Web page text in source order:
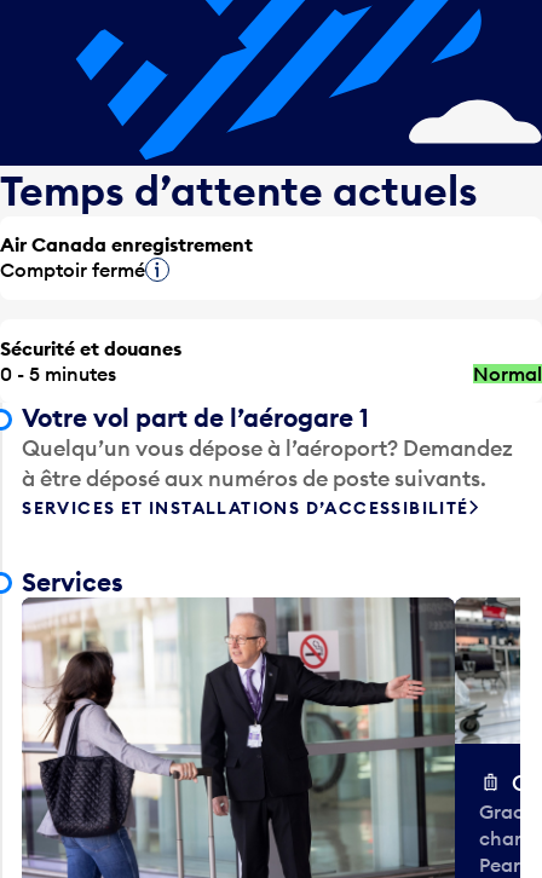
Temps d’attente actuels
Air Canada enregistrement
Comptoir ferméInfobulle
Sécurité et douanes
0 - 5 minutes
Normal
Votre vol part de l’aérogare 1
Quelqu’un vous dépose à l’aéroport? Demandez
à être déposé aux numéros de poste suivants.
SERVICES ET INSTALLATIONS D’ACCESSIBILITÉ
Services